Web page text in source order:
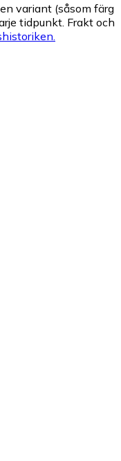
variant (såsom färg
tidpunkt. Frakt och